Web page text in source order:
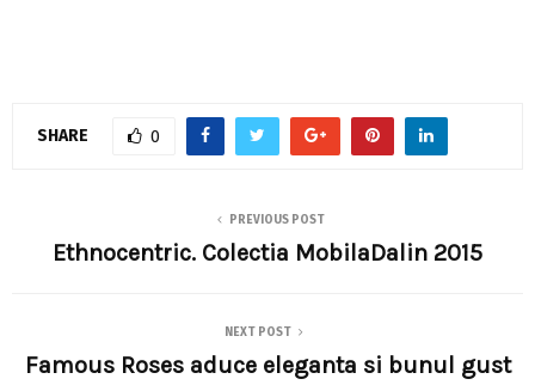
SHARE 0
PREVIOUS POST
Ethnocentric. Colectia MobilaDalin 2015
NEXT POST
Famous Roses aduce eleganta si bunul gust